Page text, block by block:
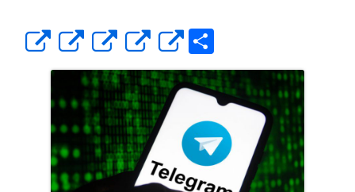
Apre
in
una
nuova
finestra
Apre
in
una
nuova
finestra
Apre
in
una
nuova
finestra
Apre
in
una
nuova
finestra
Apre
in
una
nuova
finestra
o
n
di
vi
di